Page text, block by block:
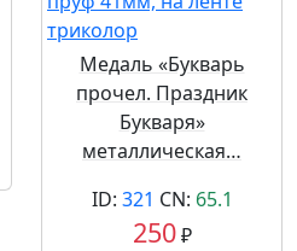
Медаль «Букварь
прочел. Праздник
Букваря»
металлическая…
ID: 321 CN: 65.1
250₽